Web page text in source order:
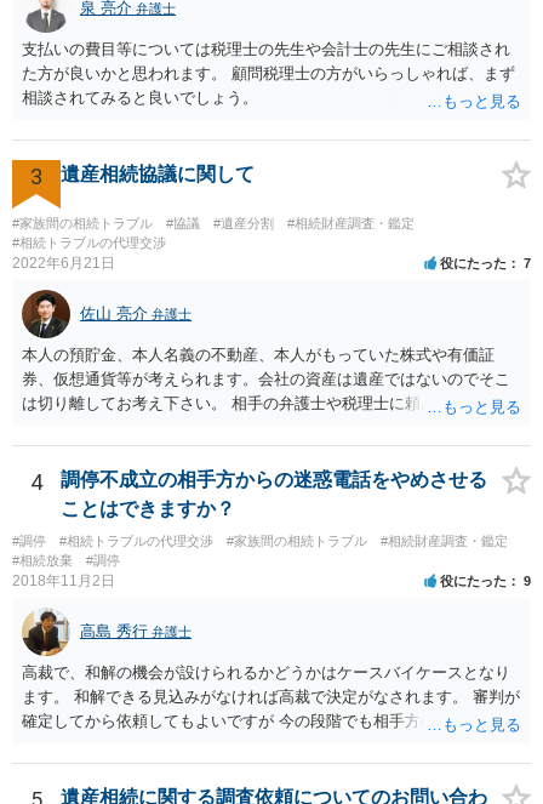
なぜ調停を申し立てたのか(例えば、あかささんと話合いが出来ない／
決裂した、など)や亡くなった方・あかささん・お姉さん間の事情やい
きさつなどが書かれていると思うので、あかささんから見てそれは違
うと感じるところは、どのように違うのか、など書くとよいです。 そ
の他、お姉さんの申立書には書かれていないけど、どのように遺産を
った等)、それも書くとよいです。 書かない方が良いと思うことは、遺
産分割に関係ない(と思われる)いきさつを沢山盛り込むことだと考えま
す(あくまで遺産分割に関係することに留める方が、裁判所や調停委員
の方に事情を理解してもらいやすいと思います)。
泉 亮介 弁護士
支払いの費目等については税理士の先生や会計士の先生にご相談され
た方が良いかと思われます。 顧問税理士の方がいらっしゃれば、まず
相談されてみると良いでしょう。
3 遺産相続協議に関して
#家族間の相続トラブル #協議 #遺産分割
#相続財産調査・鑑定
#相続トラブルの代理交渉
2022年6月21日 役にたった 7
佐山 亮介 弁護士
本人の預貯金、本人名義の不動産、本人がもっていた株式や有価証
券、仮想通貨等が考えられます。会社の資産は遺産ではないのでそこ
は切り離してお考え下さい。 相手の弁護士や税理士に頼んでも守秘義
意に開示を求め、応じなければ「調査嘱託」という手続きを使って銀
行等に照会をかけることになるでしょう。 不動産は、相続登記が済ん
でいなければ市役所ないし区役所に、お子様と義父様のつながりがわ
かる戸籍一式を揃えてもちこみ、「名寄せ」という手続きをすると、
分かると思います。遺産分割協議書の偽造等により既に相続登記され
てしまっている場合は、住所などに当たりをつけて登記名義を調べて
すが、現代では、各々が自由に価格設定をしていますので、特に相場
はお示しできません。ただし、かつて日本弁護士連合会が設けていた
報酬基準を踏まえて価格設定している弁護士は一定数いると思います
ので、それが一応の目安となるでしょう。
4
調停不成立の相手方からの迷惑電話をやめさせる
ことはできますか？
#調停 #相続トラブルの代理交渉 #家族間の相続トラブル
#相続財産調査・鑑定
#相続放棄
#調停
2018年11月2日 役にたった 9
高島 秀行 弁護士
高裁で、和解の機会が設けられるかどうかはケースバイケースとなり
ます。 和解できる見込みがなければ高裁で決定がなされます。 審判が
確定してから依頼してもよいですが 今の段階でも相手方の連絡が迷惑
遺産相続に関する調査依頼についてのお問い合わ